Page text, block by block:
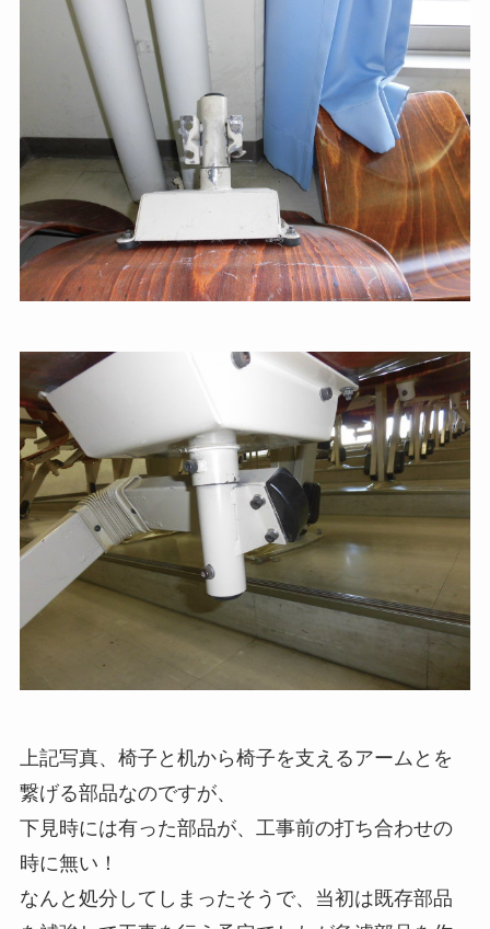
上記写真、椅子と机から椅子を支えるアームとを
繋げる部品なのですが、
下見時には有った部品が、工事前の打ち合わせの
時に無い！
なんと処分してしまったそうで、当初は既存部品